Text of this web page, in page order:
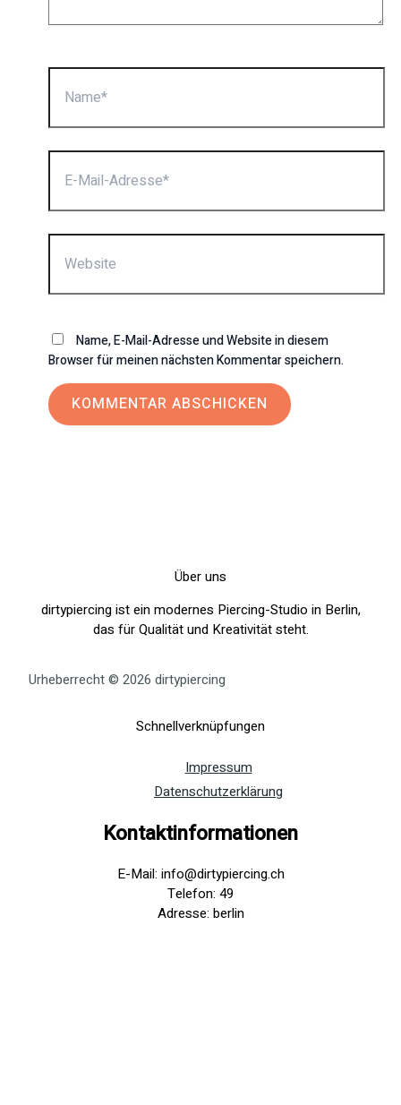
Name*
E-
Mail-
Website
Name, E-Mail-Adresse und Website in diesem
Browser für meinen nächsten Kommentar speichern.
Über uns
dirtypiercing ist ein modernes Piercing-Studio in Berlin,
das für Qualität und Kreativität steht.
Urheberrecht © 2026 dirtypiercing
Schnellverknüpfungen
Impressum
Datenschutzerklärung
Kontaktinformationen
E-Mail: info@dirtypiercing.ch
Telefon: 49
Adresse: berlin